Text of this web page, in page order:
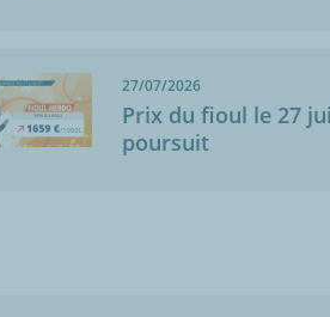
27/07/2026
Prix du fioul le 27
poursuit